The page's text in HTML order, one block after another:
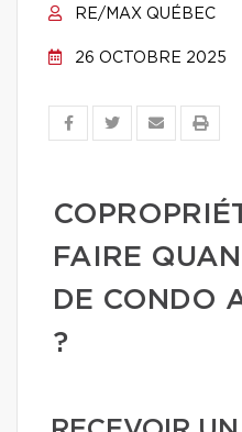
RE/MAX QUÉBEC
26 OCTOBRE 2025
FAIRE
DE CONDO
?